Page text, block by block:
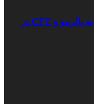
ادامه بررسی پیوستن ایران به پالرمو و CFT در